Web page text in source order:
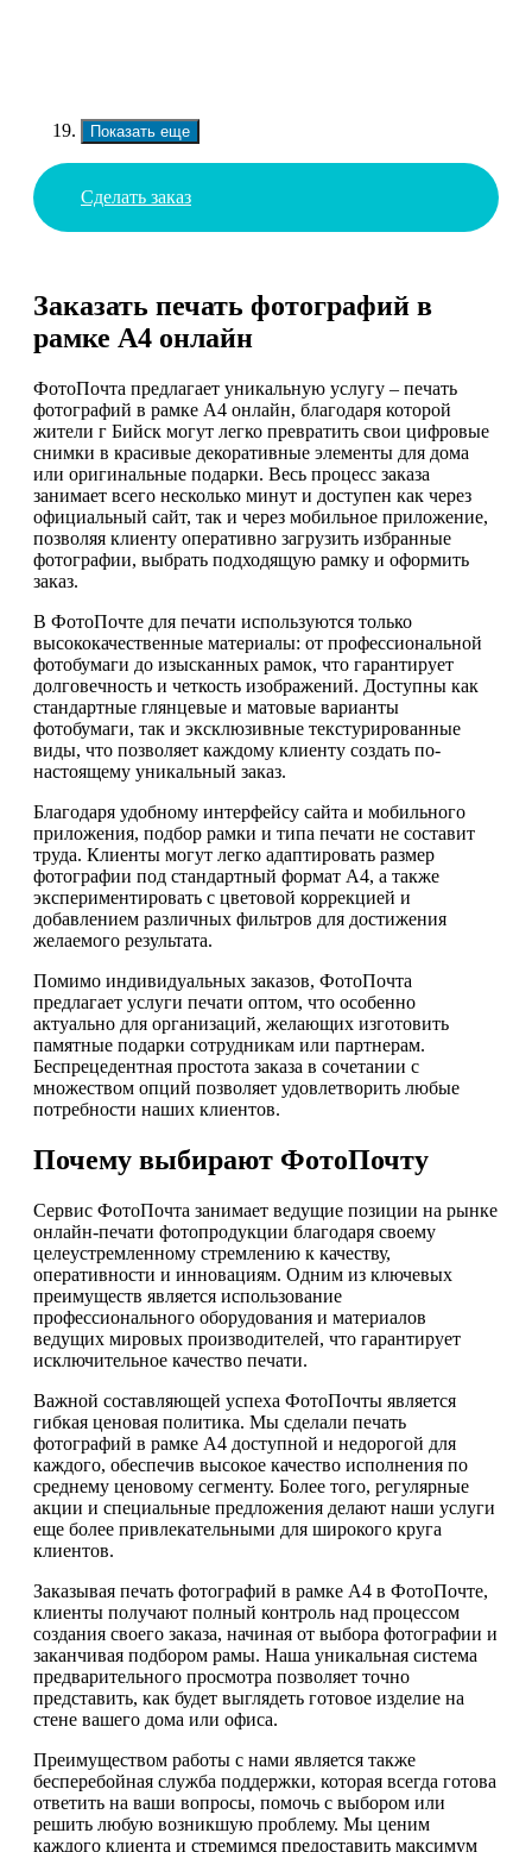
Показать еще
Сделать заказ
Заказать печать фотографий в
рамке А4 онлайн
ФотоПочта предлагает уникальную услугу – печать
фотографий в рамке А4 онлайн, благодаря которой
жители г Бийск могут легко превратить свои цифровые
снимки в красивые декоративные элементы для дома
или оригинальные подарки. Весь процесс заказа
занимает всего несколько минут и доступен как через
официальный сайт, так и через мобильное приложение,
позволяя клиенту оперативно загрузить избранные
фотографии, выбрать подходящую рамку и оформить
заказ.
В ФотоПочте для печати используются только
высококачественные материалы: от профессиональной
фотобумаги до изысканных рамок, что гарантирует
долговечность и четкость изображений. Доступны как
стандартные глянцевые и матовые варианты
фотобумаги, так и эксклюзивные текстурированные
виды, что позволяет каждому клиенту создать по-
настоящему уникальный заказ.
Благодаря удобному интерфейсу сайта и мобильного
приложения, подбор рамки и типа печати не составит
труда. Клиенты могут легко адаптировать размер
фотографии под стандартный формат А4, а также
экспериментировать с цветовой коррекцией и
добавлением различных фильтров для достижения
желаемого результата.
Помимо индивидуальных заказов, ФотоПочта
предлагает услуги печати оптом, что особенно
актуально для организаций, желающих изготовить
памятные подарки сотрудникам или партнерам.
Беспрецедентная простота заказа в сочетании с
множеством опций позволяет удовлетворить любые
потребности наших клиентов.
Почему выбирают ФотоПочту
Сервис ФотоПочта занимает ведущие позиции на рынке
онлайн-печати фотопродукции благодаря своему
целеустремленному стремлению к качеству,
оперативности и инновациям. Одним из ключевых
преимуществ является использование
профессионального оборудования и материалов
ведущих мировых производителей, что гарантирует
исключительное качество печати.
Важной составляющей успеха ФотоПочты является
гибкая ценовая политика. Мы сделали печать
фотографий в рамке А4 доступной и недорогой для
каждого, обеспечив высокое качество исполнения по
среднему ценовому сегменту. Более того, регулярные
акции и специальные предложения делают наши услуги
еще более привлекательными для широкого круга
клиентов.
Заказывая печать фотографий в рамке А4 в ФотоПочте,
клиенты получают полный контроль над процессом
создания своего заказа, начиная от выбора фотографии и
заканчивая подбором рамы. Наша уникальная система
предварительного просмотра позволяет точно
представить, как будет выглядеть готовое изделие на
стене вашего дома или офиса.
Преимуществом работы с нами является также
бесперебойная служба поддержки, которая всегда готова
ответить на ваши вопросы, помочь с выбором или
решить любую возникшую проблему. Мы ценим
каждого клиента и стремимся предоставить максимум